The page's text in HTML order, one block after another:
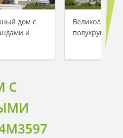
дом с
и
С